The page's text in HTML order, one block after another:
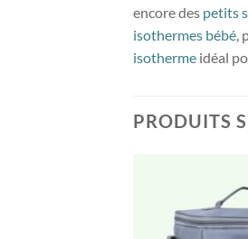
encore des petits
isothermes bébé,
isotherme idéal
PRODUITS